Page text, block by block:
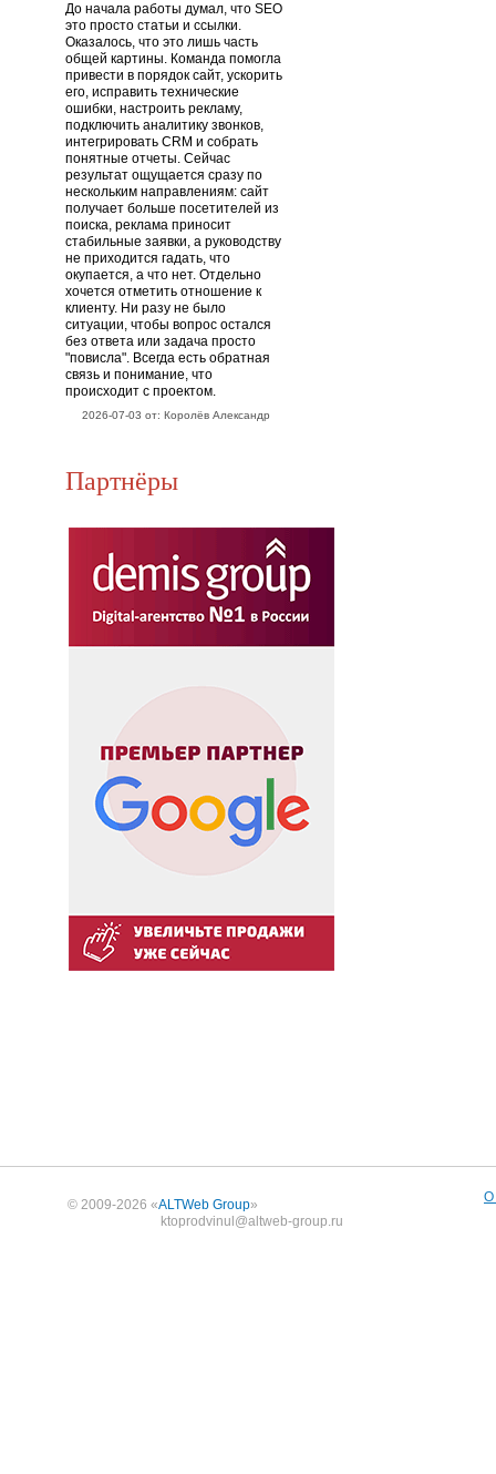
До начала работы думал, что SEO
это просто статьи и ссылки.
Оказалось, что это лишь часть
общей картины. Команда помогла
привести в порядок сайт, ускорить
его, исправить технические
ошибки, настроить рекламу,
подключить аналитику звонков,
интегрировать CRM и собрать
понятные отчеты. Сейчас
результат ощущается сразу по
нескольким направлениям: сайт
получает больше посетителей из
поиска, реклама приносит
стабильные заявки, а руководству
не приходится гадать, что
окупается, а что нет. Отдельно
хочется отметить отношение к
клиенту. Ни разу не было
ситуации, чтобы вопрос остался
без ответа или задача просто
"повисла". Всегда есть обратная
связь и понимание, что
происходит с проектом.
2026-07-03 от: Королёв Александр
Партнёры
© 2009-2026 «ALTWeb Group»
ktoprodvinul@altweb-group.ru
О